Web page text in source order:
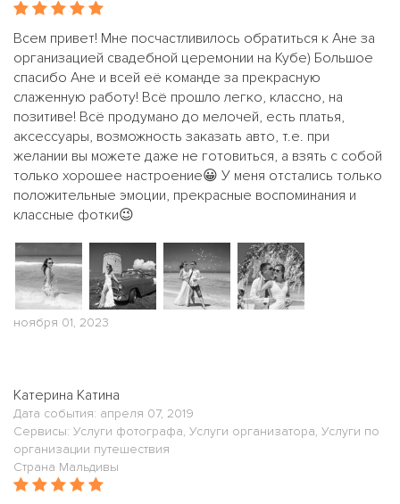
Всем привет! Мне посчастливилось обратиться к Ане за
организацией свадебной церемонии на Кубе) Большое
спасибо Ане и всей её команде за прекрасную
слаженную работу! Всё прошло легко, классно, на
позитиве! Всё продумано до мелочей, есть платья,
аксессуары, возможность заказать авто, т.е. при
желании вы можете даже не готовиться, а взять с собой
только хорошее настроение😀 У меня отстались только
положительные эмоции, прекрасные воспоминания и
классные фотки😉
ноября 01, 2023
Катерина Катина
Дата события: апреля 07, 2019
Сервисы: Услуги фотографа, Услуги организатора, Услуги по
организации путешествия
Страна Мальдивы